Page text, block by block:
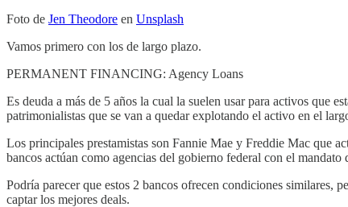
Foto de Jen Theodore en Unsplash
Vamos primero con los de largo plazo.
PERMANENT FINANCING: Agency Loans
Es deuda a más de 5 años la cual la suelen usar para activos que
patrimonialistas que se van a quedar explotando el activo en el
Los principales prestamistas son Fannie Mae y Freddie Mac que
bancos actúan como agencias del gobierno federal con el
Podría parecer que estos 2 bancos ofrecen condiciones similares,
captar los mejores deals.